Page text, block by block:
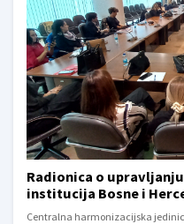
Radionica o
institucija Bosne i
Centralna harmonizacijska